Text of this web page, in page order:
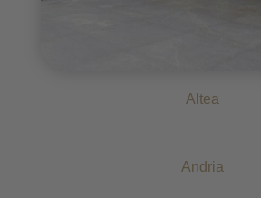
Altea
Andria